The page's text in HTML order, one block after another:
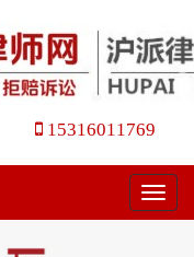
15316011769
菜
单